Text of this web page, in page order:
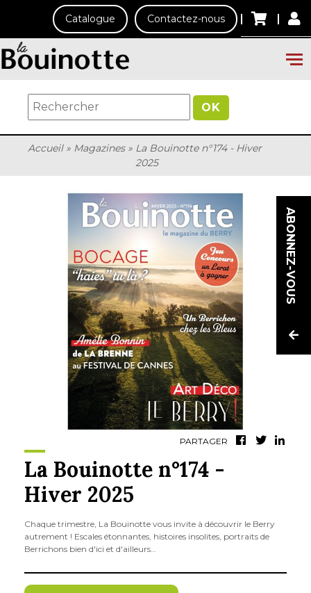
Catalogue Contactez-nous
OK
Accueil» Magazines» La Bouinotte n°174 - Hiver
2025
ABONNEZ-VOUS
La Bouinotte n°174 -
Hiver 2025
PARTAGER
Chaque trimestre, La Bouinotte vous invite à découvrir le Berry
autrement ! Escales étonnantes, histoires insolites, portraits de
Berrichons bien d'ici et d'ailleurs…